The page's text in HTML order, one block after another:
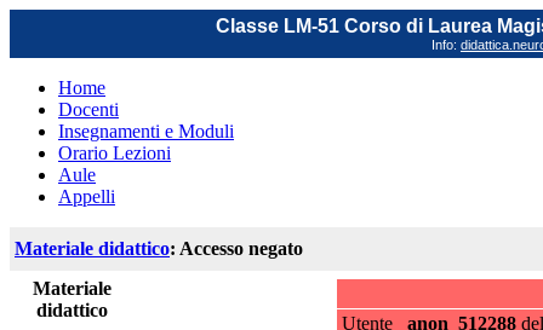
Classe LM-51 Corso di Laurea
Info:
Home
Docenti
Insegnamenti e Moduli
Orario Lezioni
Aule
Appelli
Materiale didattico: Accesso negato
Materiale
didattico
Utente _anon_512288